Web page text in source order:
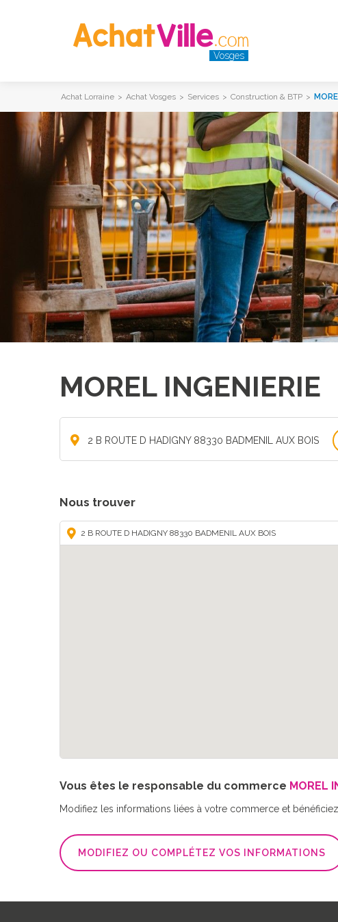
Vosges
Achat Lorraine > Achat Vosges > Services > Construction & BTP >
MOREL INGENIERIE
2 B ROUTE D HADIGNY 88330 BADMENIL AUX BOIS
Nous trouver
2 B ROUTE D HADIGNY 88330 BADMENIL AUX BOIS
Vous êtes le responsable du commerce MOREL
Modifiez les informations liées à votre commerce et
MODIFIEZ OU COMPLÉTEZ VOS INFORMATIONS